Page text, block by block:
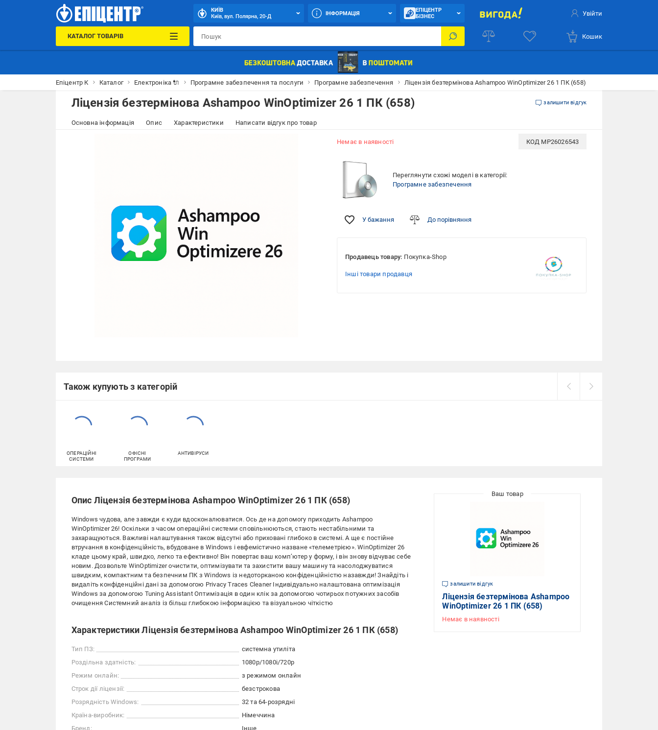
КИЇВ
Київ, вул. Полярна, 20-Д
ІНФОРМАЦІЯ
ЕПІЦЕНТР
БІЗНЕС
Увійти
КАТАЛОГ ТОВАРІВ Кошик
Епіцентр К Каталог Електроніка 🔌 Програмне забезпечення та послуги Програмне забезпечення Ліцензія безтермінова Ashampoo WinOptimizer 26 1 ПК (658)
Ліцензія безтермінова Ashampoo WinOptimizer 26 1 ПК (658) залишити відгук
Основна інформація Опис Характеристики Написати відгук про товар
Немає в наявності КОД MP26026543
Переглянути схожі моделі в категорії:
Програмне забезпечення
У бажання До порівняння
Продавець товару: Покупка-Shop
Інші товари продавця
Також купують з категорій
ОПЕРАЦІЙНІ
СИСТЕМИ
ОФІСНІ
ПРОГРАМИ
АНТИВІРУСИ
Опис Ліцензія безтермінова Ashampoo WinOptimizer 26 1 ПК (658)
Windows чудова, але завжди є куди вдосконалюватися. Ось де на допомогу приходить Ashampoo
WinOptimizer 26! Оскільки з часом операційні системи сповільнюються, стають нестабільними та
захаращуються. Важливі налаштування також відсутні або приховані глибоко в системі. А ще є постійне
втручання в конфіденційність, вбудоване в Windows і евфемістично назване «телеметрією». WinOptimizer 26
кладе цьому край, швидко, легко та ефективно! Він повертає ваш комп’ютер у форму, і він знову відчуває себе
новим. Дозвольте WinOptimizer очистити, оптимізувати та захистити вашу машину та насолоджуватися
швидким, компактним та безпечним ПК з Windows із недоторканою конфіденційністю назавжди! Знайдіть і
видаліть конфіденційні дані за допомогою Privacy Traces Cleaner Індивідуально налаштована оптимізація
Windows за допомогою Tuning Assistant Оптимізація в один клік за допомогою чотирьох потужних засобів
очищення Системний аналіз із більш глибокою інформацією та візуальною чіткістю
Характеристики Ліцензія безтермінова Ashampoo WinOptimizer 26 1 ПК (658)
Тип ПЗ:
системна утиліта
Роздільна здатність:
1080p/1080i/720p
Режим онлайн:
з режимом онлайн
Строк дії ліцензії:
безстрокова
Розрядність Windows:
32 та 64-розрядні
Країна-виробник:
Німеччина
Бренд:
Інше
залишити відгук
Ліцензія безтермінова Ashampoo
WinOptimizer 26 1 ПК (658)
Немає в наявності